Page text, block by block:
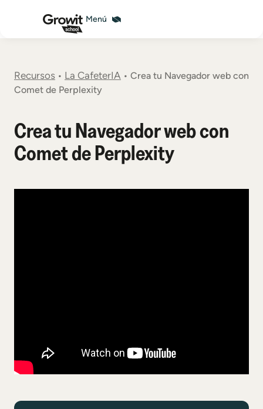
Recursos • La CafeterIA • Crea tu Navegador web con
Comet de Perplexity
Crea tu Navegador web con
Comet de Perplexity